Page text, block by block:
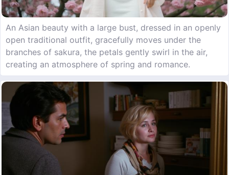
An Asian beauty with a large bust, dressed in an openly
open traditional outfit, gracefully moves under the
branches of sakura, the petals gently swirl in the air,
creating an atmosphere of spring and romance.